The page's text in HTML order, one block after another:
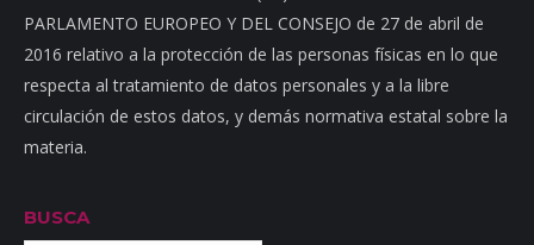
PARLAMENTO EUROPEO Y DEL CONSEJO de 27 de abril de
2016 relativo a la protección de las personas físicas en lo que
respecta al tratamiento de datos personales y a la libre
circulación de estos datos, y demás normativa estatal sobre la
materia.
BUSCA